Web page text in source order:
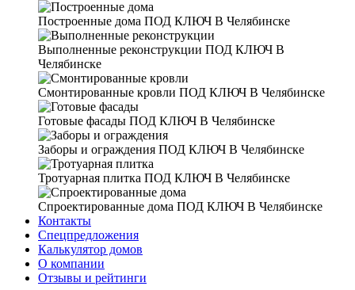
Построенные дома ПОД КЛЮЧ В Челябинске
Выполненные реконструкции ПОД КЛЮЧ В
Челябинске
Смонтированные кровли ПОД КЛЮЧ В Челябинске
Готовые фасады ПОД КЛЮЧ В Челябинске
Заборы и ограждения ПОД КЛЮЧ В Челябинске
Тротуарная плитка ПОД КЛЮЧ В Челябинске
Спроектированные дома ПОД КЛЮЧ В Челябинске
Контакты
Спецпредложения
Калькулятор домов
О компании
Отзывы и рейтинги